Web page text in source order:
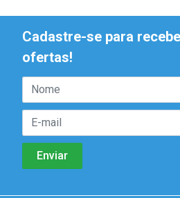
Cadastre-se para
ofertas!